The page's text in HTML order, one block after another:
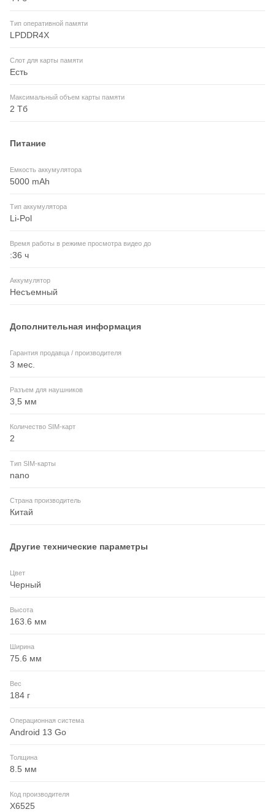
Тип оперативной памяти
LPDDR4X
Слот для карты памяти
Есть
Максимальный объем карты памяти
2 Тб
Питание
Емкость аккумулятора
5000 mAh
Тип аккумулятора
Li-Pol
Время работы в режиме просмотра видео до
:36 ч
Аккумулятор
Несъемный
Дополнительная информация
Гарантия продавца / производителя
3 мес.
Разъем для наушников
3,5 мм
Количество SIM-карт
2
Тип SIM-карты
nano
Страна производитель
Китай
Другие технические параметры
Цвет
Черный
Высота
163.6 мм
Ширина
75.6 мм
Вес
184 г
Операционная система
Android 13 Go
Толщина
8.5 мм
Код производителя
X6525